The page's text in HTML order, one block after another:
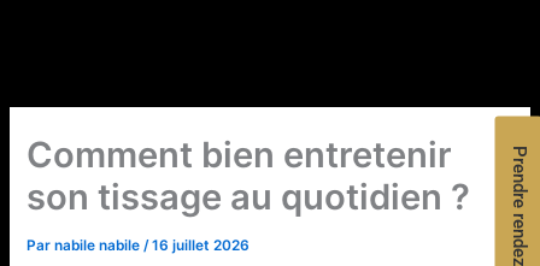
Comment bien entretenir
son tissage au quotidien ?
Parnabile nabile /16 juillet 2026 Prendre rendez-vous